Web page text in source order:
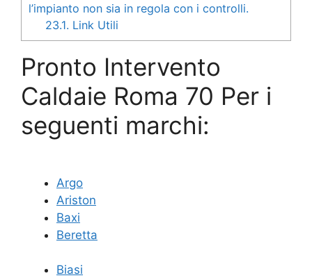
l’impianto non sia in regola con i controlli.
23.1. Link Utili
Pronto Intervento
Caldaie Roma 70 Per i
seguenti marchi:
Argo
Ariston
Baxi
Beretta
Biasi